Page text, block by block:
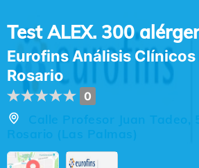
Test ALEX. 300
Eurofins Análisis
Rosario
0
Calle Profesor Juan Tadeo,
Rosario (Las Palmas)